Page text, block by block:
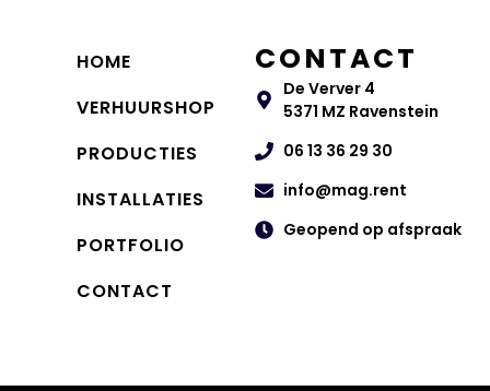
CONTACT
De Verver 4
5371 MZ Ravenstein
06 13 36 29 30
info@mag.rent
Geopend op afspraak
HOME
VERHUURSHOP
PRODUCTIES
INSTALLATIES
PORTFOLIO
CONTACT